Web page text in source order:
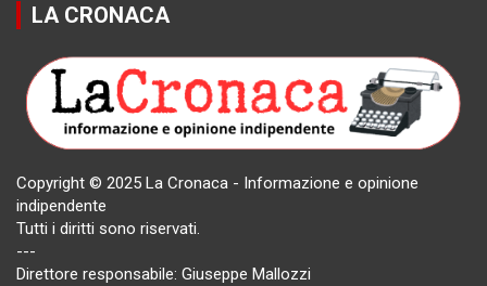
LA CRONACA
Copyright © 2025 La Cronaca - Informazione e opinione
indipendente
Tutti i diritti sono riservati.
---
Direttore responsabile: Giuseppe Mallozzi